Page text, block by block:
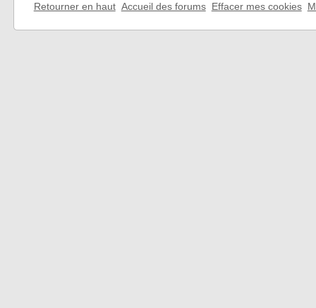
Retourner en haut Accueil des forums Effacer mes cookies